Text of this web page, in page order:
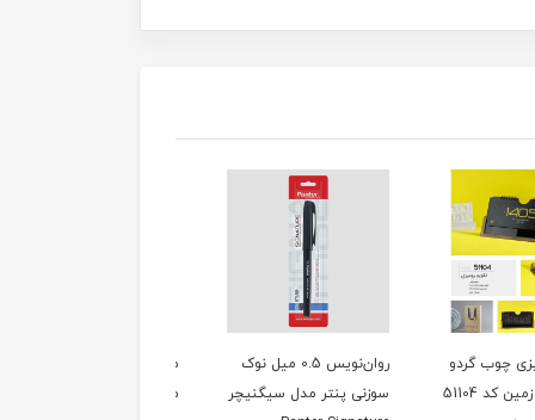
روان‌نویس 0.5 میل نوک
پنتر مدل سیگنیچر
منگنه نیمه‌اهرمی کانگرو
مدل DS12S17